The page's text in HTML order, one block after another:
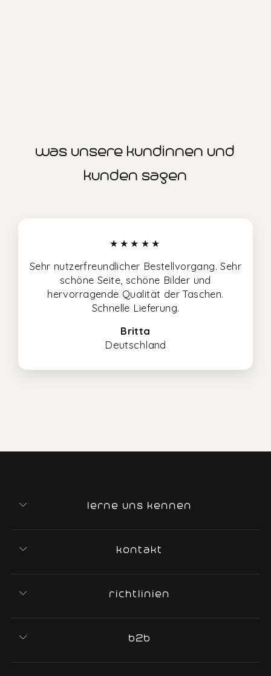
was unsere kundinnen und
kunden sagen
★★★★★
Sehr nutzerfreundlicher Bestellvorgang. Sehr
schöne Seite, schöne Bilder und
hervorragende Qualität der Taschen.
Schnelle Lieferung.
Britta
Deutschland
lerne uns kennen
kontakt
richtlinien
b2b